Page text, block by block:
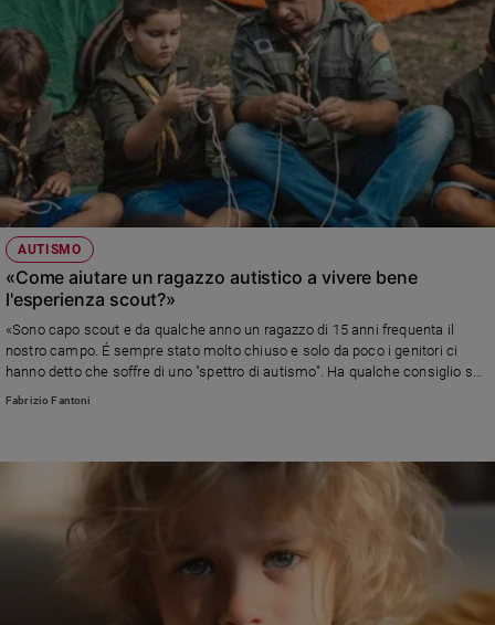
AUTISMO
«Come aiutare un ragazzo autistico a vivere bene
l'esperienza scout?»
«Sono capo scout e da qualche anno un ragazzo di 15 anni frequenta il
nostro campo. É sempre stato molto chiuso e solo da poco i genitori ci
hanno detto che soffre di uno "spettro di autismo". Ha qualche consiglio su
come fargli vivere meglio questa esperienza?»
Fabrizio Fantoni